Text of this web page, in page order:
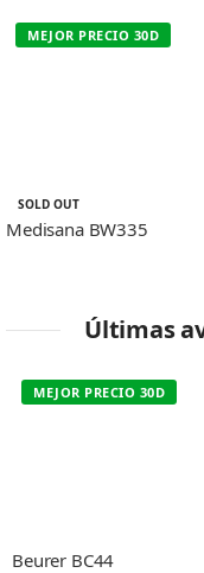
MEJOR PRECIO 30D
SOLD OUT
Medisana BW335
Últimas
MEJOR PRECIO 30D
Beurer BC44